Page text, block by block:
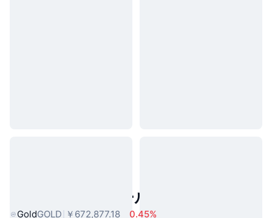
人気のリアルワールドアセット
GoldGOLD ￥672,877.18 0.45%